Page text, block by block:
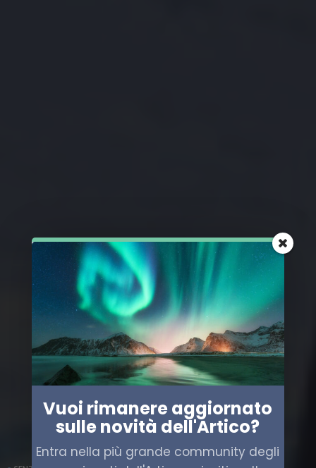
Vuoi rimanere aggiornato
sulle novità dell'Artico?
Entra nella più grande community degli